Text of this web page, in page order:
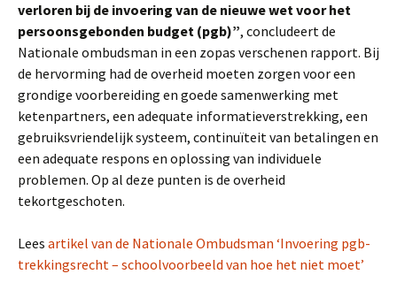
verloren bij de invoering van de nieuwe wet voor het
persoonsgebonden budget (pgb)”, concludeert de
Nationale ombudsman in een zopas verschenen rapport. Bij
de hervorming had de overheid moeten zorgen voor een
grondige voorbereiding en goede samenwerking met
ketenpartners, een adequate informatieverstrekking, een
gebruiksvriendelijk systeem, continuïteit van betalingen en
een adequate respons en oplossing van individuele
problemen. Op al deze punten is de overheid
tekortgeschoten.
Lees artikel van de Nationale Ombudsman ‘Invoering pgb-
trekkingsrecht – schoolvoorbeeld van hoe het niet moet’